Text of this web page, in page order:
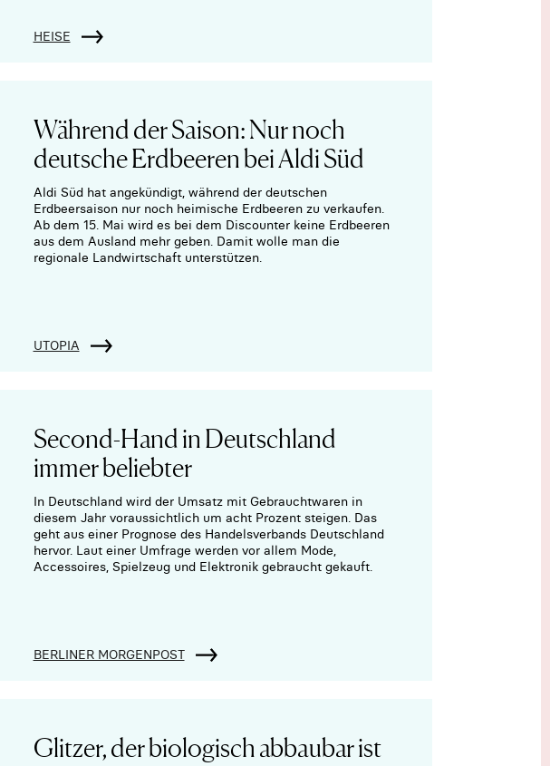
HEISE
Während der Saison: Nur noch
deutsche Erdbeeren bei Aldi Süd
Aldi Süd hat angekündigt, während der deutschen
Erdbeersaison nur noch heimische Erdbeeren zu verkaufen.
Ab dem 15. Mai wird es bei dem Discounter keine Erdbeeren
aus dem Ausland mehr geben. Damit wolle man die
regionale Landwirtschaft unterstützen.
UTOPIA
Second-Hand in Deutschland
immer beliebter
In Deutschland wird der Umsatz mit Gebrauchtwaren in
diesem Jahr voraussichtlich um acht Prozent steigen. Das
geht aus einer Prognose des Handelsverbands Deutschland
hervor. Laut einer Umfrage werden vor allem Mode,
Accessoires, Spielzeug und Elektronik gebraucht gekauft.
BERLINER MORGENPOST
Glitzer, der biologisch abbaubar ist